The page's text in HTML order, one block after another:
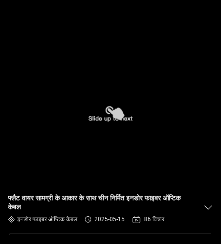
फ्लैट वायर सामग्री के आकार के साथ चीन निर्मित इनडोर फाइबर ऑप्टिक
केबल
इनडोर फाइबर ऑप्टिक केबल 2025-05-15 86 विचार